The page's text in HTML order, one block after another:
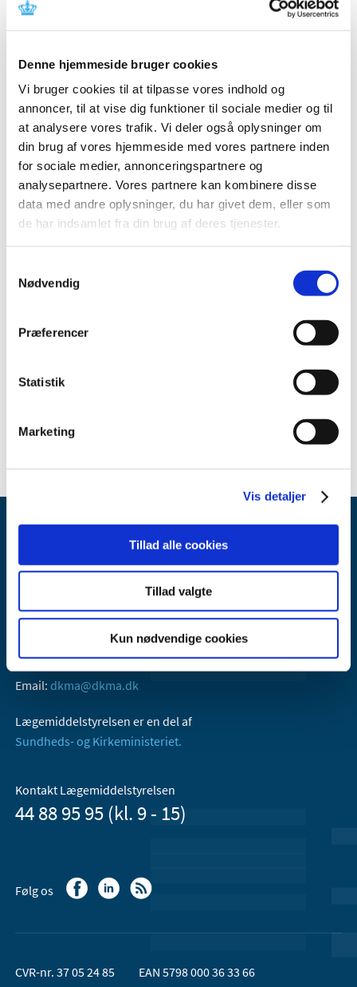
Denne hjemmeside bruger cookies
Vi bruger cookies til at tilpasse vores indhold og
annoncer, til at vise dig funktioner til sociale medier og til
at analysere vores trafik. Vi deler også oplysninger om
din brug af vores hjemmeside med vores partnere inden
for sociale medier, annonceringspartnere og
analysepartnere. Vores partnere kan kombinere disse
data med andre oplysninger, du har givet dem, eller som
de har indsamlet fra din brug af deres tjenester.
Nødvendig
Præferencer
Statistik
Marketing
Vis detaljer
Tillad alle cookies
Tillad valgte
Kun nødvendige cookies
Denne meddelelse indeholder information om sikker og
korrekt brug af udstyret. Læs mere i meddelelsen fra
Referencer
Produkt: Revolution Apex and Revolution CT series
system
Fabrikant: GE Medical Systems LLC
Fabrikantens referencenummer: FMI 23015
Lægemiddelstyrelsens sagsnummer: 2026044667
Medicinsk udstyr
Sikkerhedsmeddelelse om Revolution Apex and Revolution
Lægemiddelstyrelsen
Axel Heides Gade 1
Email: dkma@dkma.dk
Lægemiddelstyrelsen er en del af
Sundheds- og Kirkeministeriet.
Kontakt Lægemiddelstyrelsen
44 88 95 95 (kl. 9 - 15)
Følg os
CVR-nr. 37 05 24 85 EAN 5798 000 36 33 66